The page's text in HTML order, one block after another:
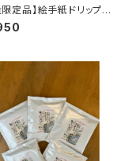
限定品】絵手紙ドリップバ
ーヒー(ギフトBOX15P入